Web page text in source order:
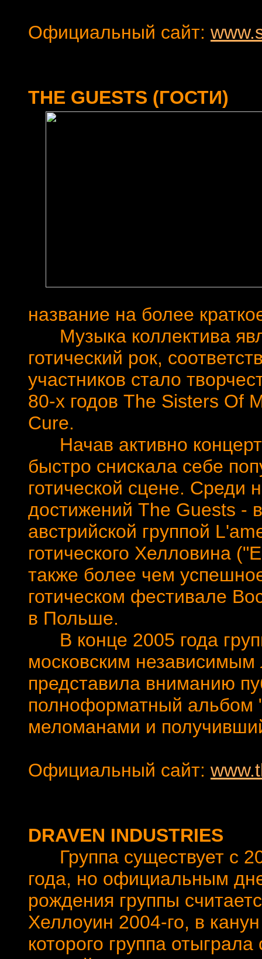
Официальный сайт:
THE GUESTS (ГОСТИ)
название на более
Музыка коллектива
готический рок,
участников стало
80-х годов The Sisters Of
Cure.
Начав активно
быстро снискала себе
готической сцене. Среди
достижений The Guests -
австрийской группой
готического Хелловина
также более чем
готическом фестивале
в Польше.
В конце 2005 года
московским
представила вниманию
полноформатный альбом
меломанами и
Официальный сайт:
DRAVEN INDUSTRIES
Группа существует с
года, но официальным
рождения группы
Хеллоуин 2004-го, в канун
которого группа отыграла